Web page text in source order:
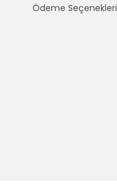
Ödeme Seçenekleri